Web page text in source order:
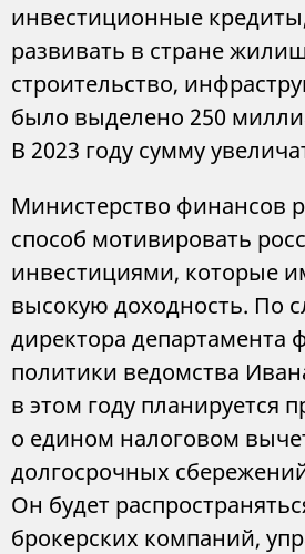
инвестиционные
развивать в стране
строительство,
было выделено 250
В 2023 году сумму
Министерство финансов
способ мотивировать
инвестициями, которые
высокую доходность. По
директора департамента
политики ведомства
в этом году планируется
о едином налоговом
долгосрочных
Он будет
брокерских компаний,